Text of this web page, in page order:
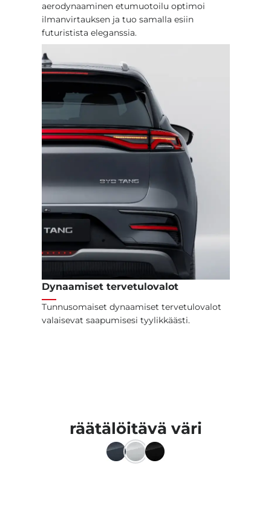
aerodynaaminen etumuotoilu optimoi
ilmanvirtauksen ja tuo samalla esiin
futuristista eleganssia.
Dynaamiset tervetulovalot
Tunnusomaiset dynaamiset tervetulovalot
valaisevat saapumisesi tyylikkäästi.
räätälöitävä väri